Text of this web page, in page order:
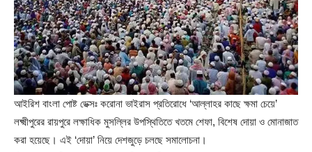
আইরিশ বাংলা পোষ্ট ডেক্সঃ করোনা ভাইরাস প্রতিরোধে ‘আল্লাহর কাছে ক্ষমা চেয়ে’
লক্ষ্মীপুরের রায়পুরে লক্ষাধিক মুসল্লির উপস্থিতিতে খতমে শেফা, বিশেষ দোয়া ও মোনাজাত
করা হয়েছে। এই ‘দোয়া’ নিয়ে দেশজুড়ে চলছে সমালোচনা।